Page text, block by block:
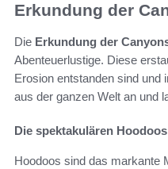
Erkundung der
Die Erkundung der
Abenteuerlustige. Diese
Erosion entstanden sind und
aus der ganzen Welt an und
Die spektakulären Hoodoos
Hoodoos sind das markante